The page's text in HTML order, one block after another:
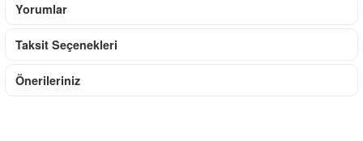
Yorumlar
Taksit Seçenekleri
Önerileriniz